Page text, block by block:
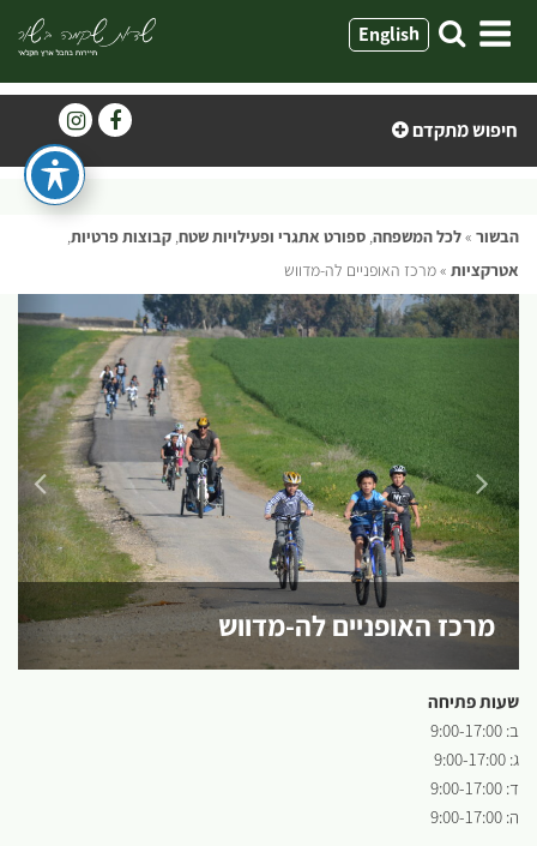
לתוכן
English
חיפוש מתקדם
הבשור »לכל המשפחה, ספורט אתגרי ופעילויות שטח, קבוצות פרטיות,
אטרקציות »מרכז האופניים לה-מדווש
מרכז האופניים לה-מדווש
שעות פתיחה
ב: 9:00-17:00
ג: 9:00-17:00
ד: 9:00-17:00
ה: 9:00-17:00